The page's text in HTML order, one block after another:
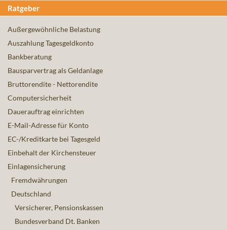
Ratgeber
Außergewöhnliche Belastung
Auszahlung Tagesgeldkonto
Bankberatung
Bausparvertrag als Geldanlage
Bruttorendite - Nettorendite
Computersicherheit
Dauerauftrag einrichten
E-Mail-Adresse für Konto
EC-/Kreditkarte bei Tagesgeld
Einbehalt der Kirchensteuer
Einlagensicherung
Fremdwährungen
Deutschland
Versicherer, Pensionskassen
Bundesverband Dt. Banken